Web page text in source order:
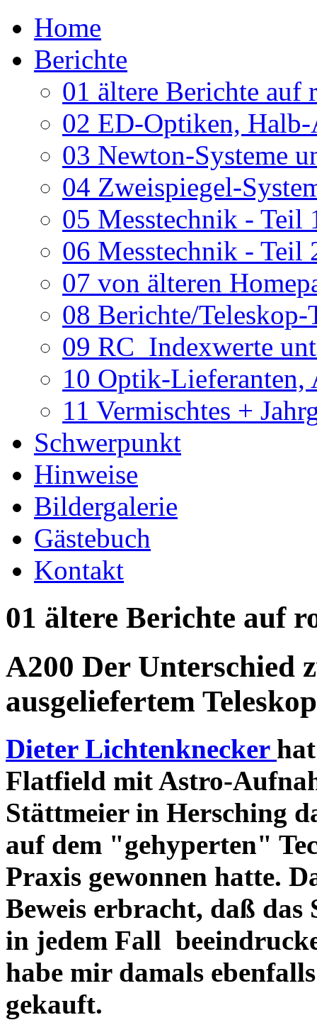
Home
Berichte
01 ältere Berichte auf
02 ED-Optiken, Halb-
03 Newton-Systeme
04 Zweispiegel-
05 Messtechnik - Teil
06 Messtechnik - Teil
07 von älteren
08 Berichte/
09 RC_Indexwerte
10 Optik-Lieferanten,
11 Vermischtes +
Schwerpunkt
Hinweise
Bildergalerie
Gästebuch
Kontakt
01 ältere Berichte auf
A200 Der Unterschied
ausgeliefertem
Dieter Lichtenknecker
Flatfield mit Astro-
Stättmeier in Hersching
auf dem "gehyperten"
Praxis gewonnen hatte.
Beweis erbracht, daß das
in jedem Fall
habe mir damals
gekauft.